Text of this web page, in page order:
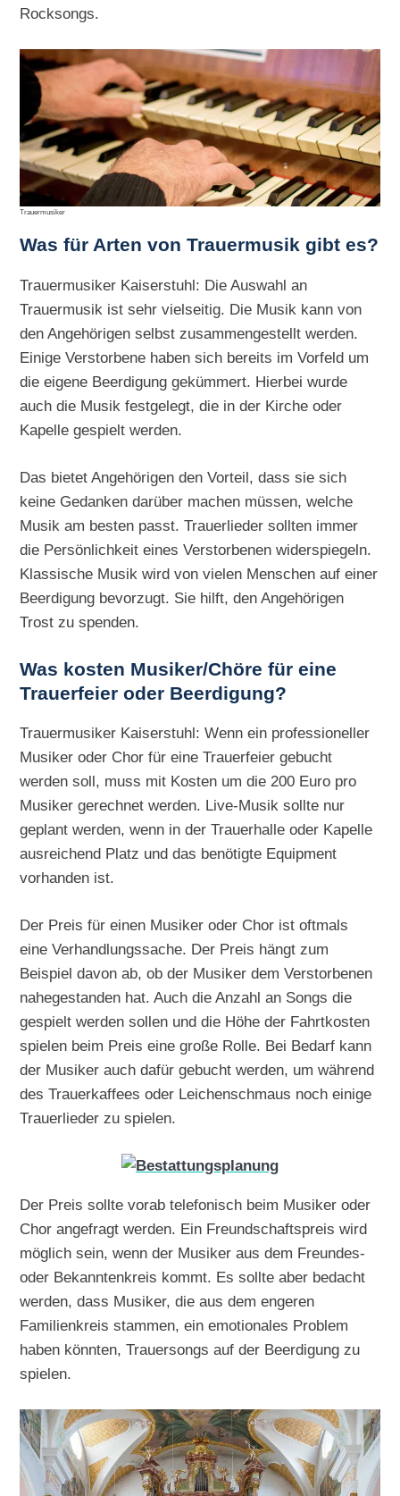
Rocksongs.
Trauermusiker
Was für Arten von Trauermusik gibt es?
Trauermusiker Kaiserstuhl: Die Auswahl an
Trauermusik ist sehr vielseitig. Die Musik kann von
den Angehörigen selbst zusammengestellt werden.
Einige Verstorbene haben sich bereits im Vorfeld um
die eigene Beerdigung gekümmert. Hierbei wurde
auch die Musik festgelegt, die in der Kirche oder
Kapelle gespielt werden.
Das bietet Angehörigen den Vorteil, dass sie sich
keine Gedanken darüber machen müssen, welche
Musik am besten passt. Trauerlieder sollten immer
die Persönlichkeit eines Verstorbenen widerspiegeln.
Klassische Musik wird von vielen Menschen auf einer
Beerdigung bevorzugt. Sie hilft, den Angehörigen
Trost zu spenden.
Was kosten Musiker/Chöre für eine
Trauerfeier oder Beerdigung?
Trauermusiker Kaiserstuhl: Wenn ein professioneller
Musiker oder Chor für eine Trauerfeier gebucht
werden soll, muss mit Kosten um die 200 Euro pro
Musiker gerechnet werden. Live-Musik sollte nur
geplant werden, wenn in der Trauerhalle oder Kapelle
ausreichend Platz und das benötigte Equipment
vorhanden ist.
Der Preis für einen Musiker oder Chor ist oftmals
eine Verhandlungssache. Der Preis hängt zum
Beispiel davon ab, ob der Musiker dem Verstorbenen
nahegestanden hat. Auch die Anzahl an Songs die
gespielt werden sollen und die Höhe der Fahrtkosten
spielen beim Preis eine große Rolle. Bei Bedarf kann
der Musiker auch dafür gebucht werden, um während
des Trauerkaffees oder Leichenschmaus noch einige
Trauerlieder zu spielen.
Der Preis sollte vorab telefonisch beim Musiker oder
Chor angefragt werden. Ein Freundschaftspreis wird
möglich sein, wenn der Musiker aus dem Freundes-
oder Bekanntenkreis kommt. Es sollte aber bedacht
werden, dass Musiker, die aus dem engeren
Familienkreis stammen, ein emotionales Problem
haben könnten, Trauersongs auf der Beerdigung zu
spielen.